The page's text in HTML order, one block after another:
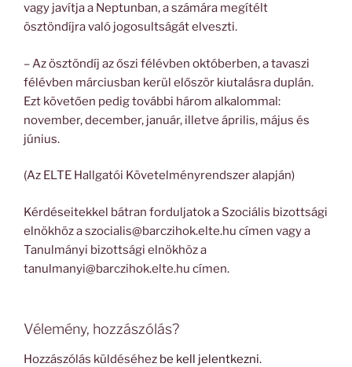
vagy javítja a Neptunban, a számára megítélt
ösztöndíjra való jogosultságát elveszti.
– Az ösztöndíj az őszi félévben októberben, a tavaszi
félévben márciusban kerül először kiutalásra duplán.
Ezt követően pedig további három alkalommal:
november, december, január, illetve április, május és
június.
(Az ELTE Hallgatói Követelményrendszer alapján)
Kérdéseitekkel bátran forduljatok a Szociális bizottsági
elnökhöz a szocialis@barczihok.elte.hu címen vagy a
Tanulmányi bizottsági elnökhöz a
tanulmanyi@barczihok.elte.hu címen.
Vélemény, hozzászólás?
Hozzászólás küldéséhez be kell jelentkezni.